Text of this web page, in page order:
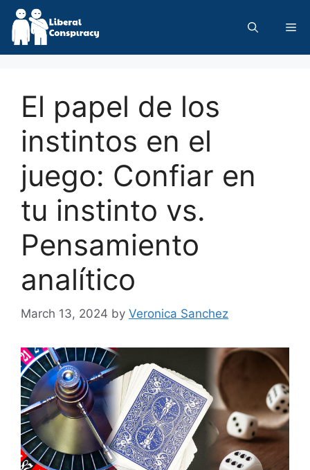
Skip
content
El papel de los
instintos en el
juego: Confiar en
tu instinto vs.
Pensamiento
analítico
March 13, 2024 by Veronica Sanchez